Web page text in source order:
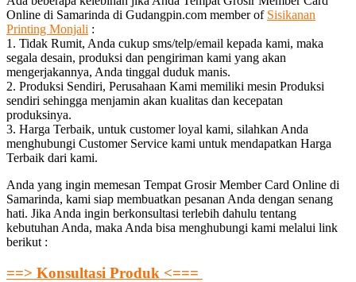
Online di Samarinda di Gudangpin.com member of Sisikanan
Printing Monjali :
1. Tidak Rumit, Anda cukup sms/telp/email kepada kami, maka
segala desain, produksi dan pengiriman kami yang akan
mengerjakannya, Anda tinggal duduk manis.
2. Produksi Sendiri, Perusahaan Kami memiliki mesin Produksi
sendiri sehingga menjamin akan kualitas dan kecepatan
produksinya.
3. Harga Terbaik, untuk customer loyal kami, silahkan Anda
menghubungi Customer Service kami untuk mendapatkan Harga
Terbaik dari kami.
Anda yang ingin memesan Tempat Grosir Member Card Online di
Samarinda, kami siap membuatkan pesanan Anda dengan senang
hati. Jika Anda ingin berkonsultasi terlebih dahulu tentang
kebutuhan Anda, maka Anda bisa menghubungi kami melalui link
berikut :
==> Konsultasi Produk <===